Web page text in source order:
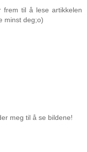
frem til å lese artikkelen
minst deg;o)
meg til å se bildene!